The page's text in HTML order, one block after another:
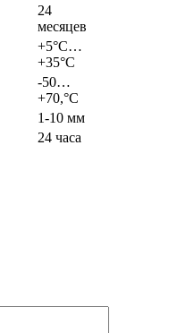
24
месяцев
+5°С…
+35°С
-50…
+70,°С
1-10 мм
24 часа